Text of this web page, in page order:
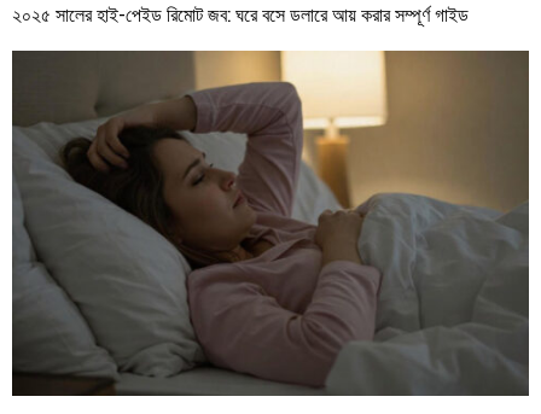
২০২৫ সালের হাই-পেইড রিমোট জব: ঘরে বসে ডলারে আয় করার সম্পূর্ণ গাইড